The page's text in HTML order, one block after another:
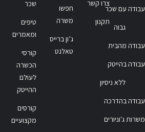
עבודה עם שכר
גבוה
עבודה מהבית
עבודה בהייטק
ללא ניסיון
עבודה בהדרכה
משרות ג'וניורים
צרו קשר
תקנון
חפשו
משרה
ג’ון ברייס
טאלנט
שכר
טיפים
ומאמרים
קורסי
הכשרה
לעולם
ההייטק
קורסים
מקצועיים